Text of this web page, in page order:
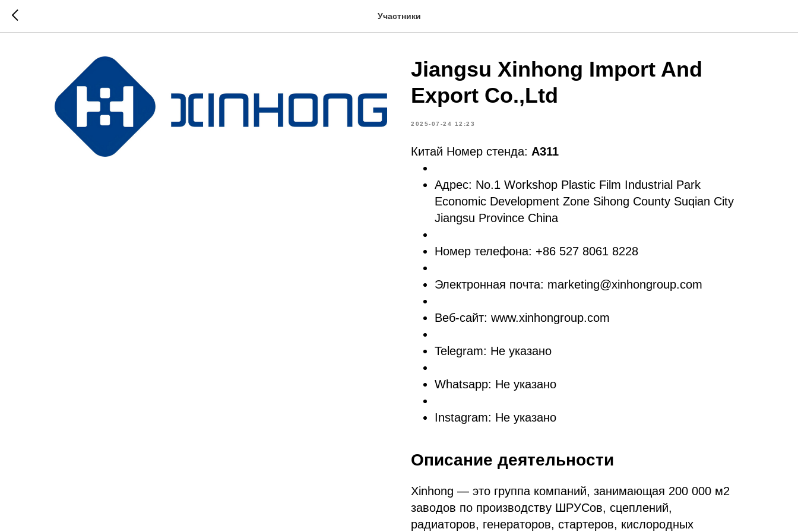
Участники
Jiangsu Xinhong Import And
Export Co.,Ltd
2025-07-24 12:23
Китай Номер стенда: A311
Адрес: No.1 Workshop Plastic Film Industrial Park
Economic Development Zone Sihong County Suqian City
Jiangsu Province China
Номер телефона: +86 527 8061 8228
Электронная почта: marketing@xinhongroup.com
Веб-сайт: www.xinhongroup.com
Telegram: Не указано
Whatsapp: Не указано
Instagram: Не указано
Описание деятельности
Xinhong — это группа компаний, занимающая 200 000 м2
заводов по производству ШРУСов, сцеплений,
радиаторов, генераторов, стартеров, кислородных